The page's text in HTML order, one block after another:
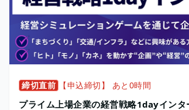
締切直前 【申込締切】 あと0時間
プライム上場企業の経営戦略1dayイン